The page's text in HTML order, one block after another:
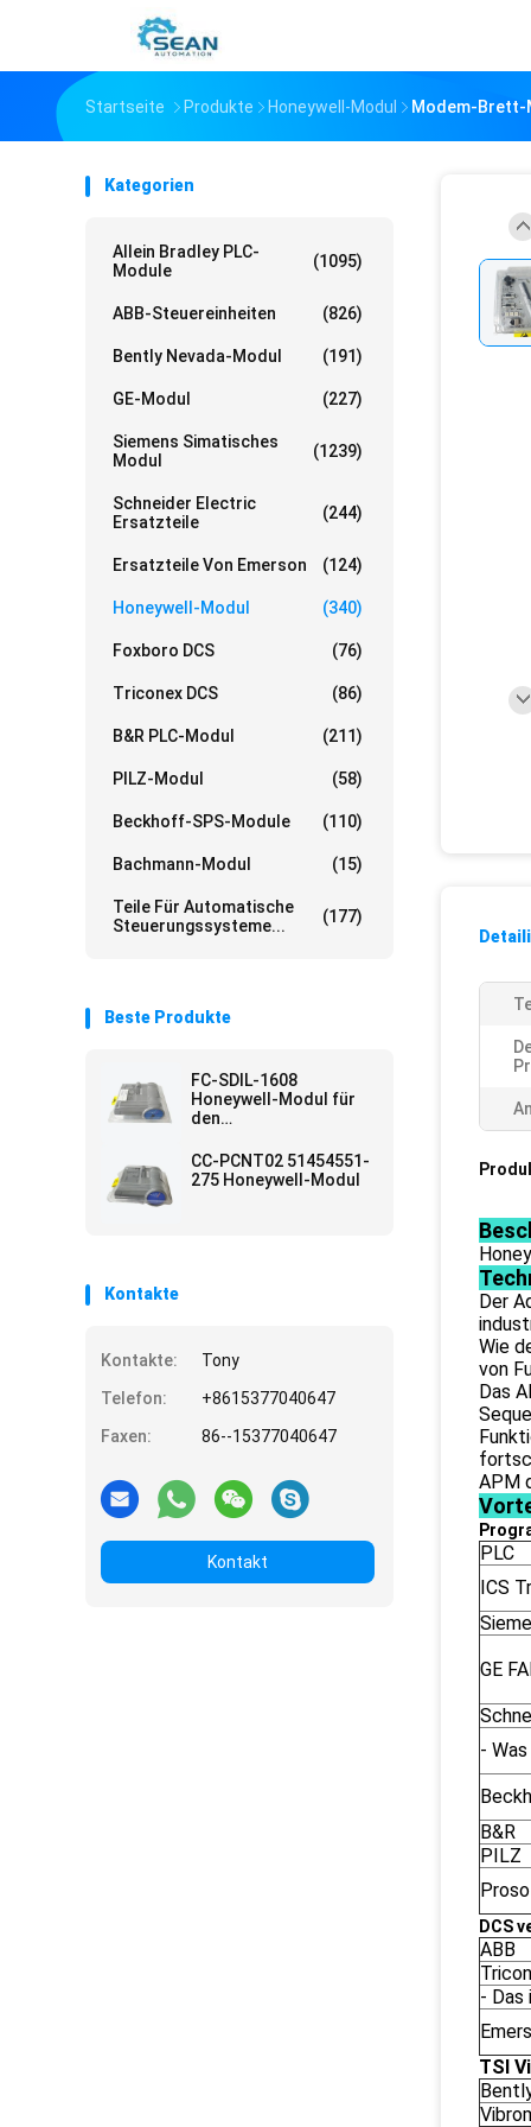
Startseite Produkte Honeywell-Modul Modem-Brett-
Kategorien
Allein Bradley PLC-
Module
(1095)
ABB-Steuereinheiten (826)
Bently Nevada-Modul (191)
GE-Modul (227)
Siemens Simatisches
Modul
(1239)
Schneider Electric
Ersatzteile
(244)
Ersatzteile Von Emerson (124)
Honeywell-Modul (340)
Foxboro DCS (76)
Triconex DCS (86)
B&R PLC-Modul (211)
PILZ-Modul (58)
Beckhoff-SPS-Module (110)
Bachmann-Modul (15)
Teile Für Automatische
Steuerungssysteme...
(177)
Beste Produkte
FC-SDIL-1608
Honeywell-Modul für
den
CC-PCNT02 51454551-
275 Honeywell-Modul
Kontakte
Kontakte:
Tony
Telefon:
+8615377040647
Faxen:
86--15377040647
Kontakt
Der
Wie
von
Das
APM
PLC
ICS
GE
-
B&R
PILZ
DCS
ABB
- Das
TSI